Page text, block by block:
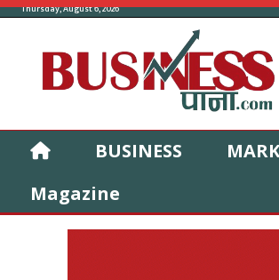
Thursday, August 6, 2026
BUSINESS
Magazine